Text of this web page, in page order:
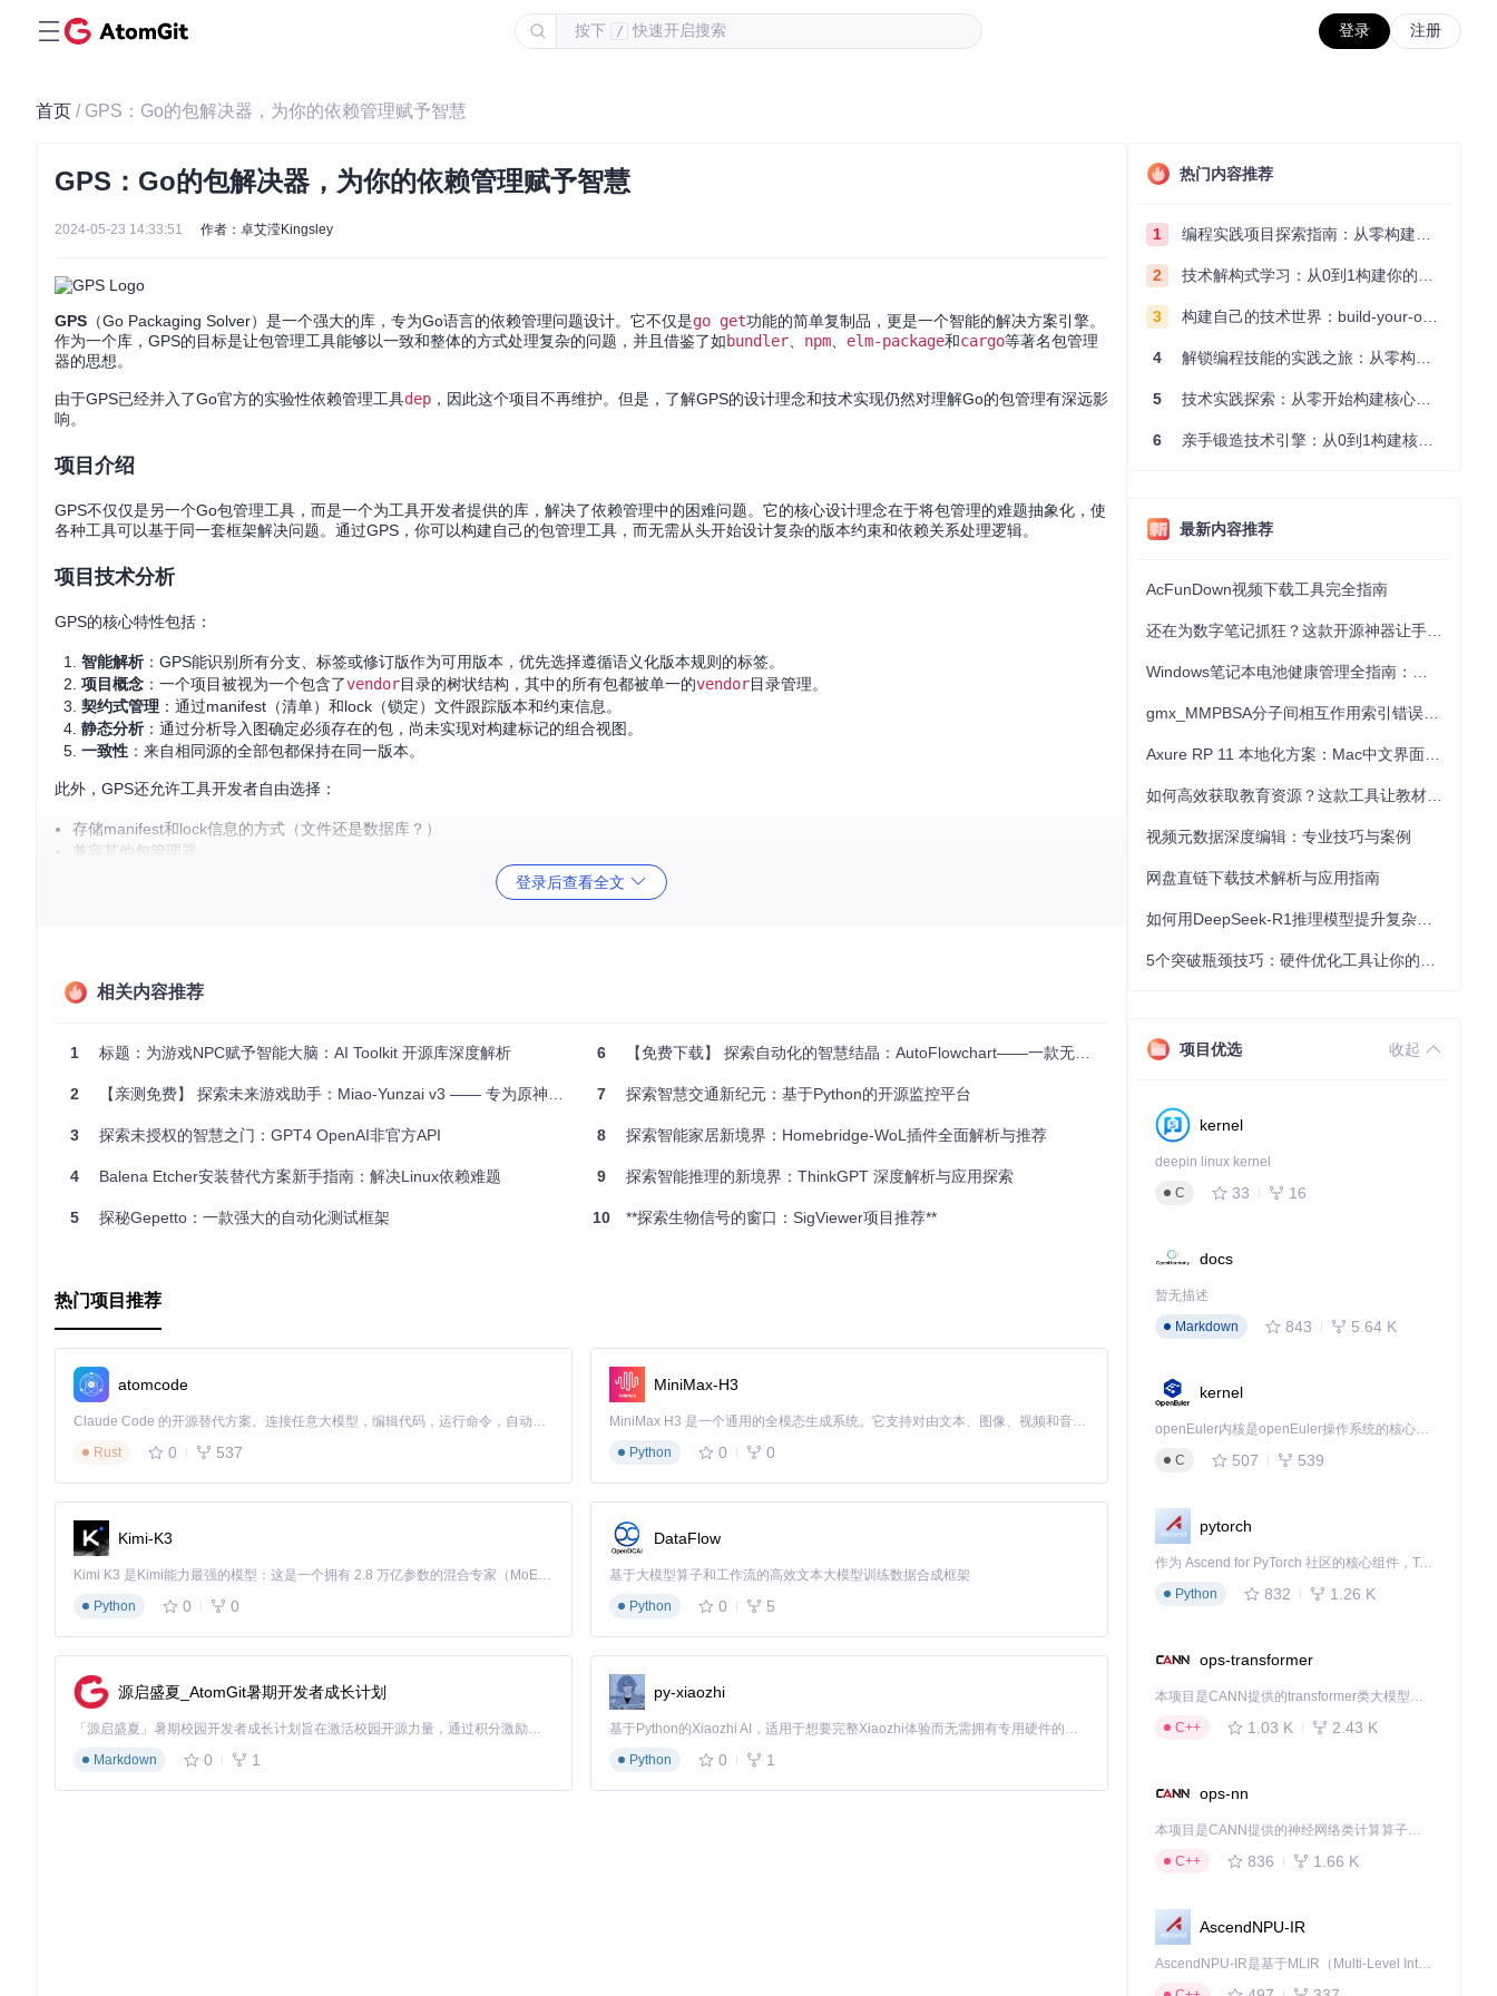
按下 / 快速开启搜索 登录 注册
首页 / GPS：Go的包解决器，为你的依赖管理赋予智慧
GPS：Go的包解决器，为你的依赖管理赋予智慧
2024-05-23 14:33:51 作者：卓艾滢Kingsley
GPS （Go Packaging Solver）是一个强大的库，专为Go语言的依赖管理问题设计。它不仅是go get功能的简单复制品，更是一个智能的解决方案引擎。
作为一个库，GPS的目标是让包管理工具能够以一致和整体的方式处理复杂的问题，并且借鉴了如bundler npm elm-package和cargo等著名包管理
器的思想。
由于GPS已经并入了Go官方的实验性依赖管理工具dep ，因此这个项目不再维护。但是，了解GPS的设计理念和技术实现仍然对理解Go的包管理有深远影
响。
项目介绍
GPS不仅仅是另一个Go包管理工具，而是一个为工具开发者提供的库，解决了依赖管理中的困难问题。它的核心设计理念在于将包管理的难题抽象化，使
各种工具可以基于同一套框架解决问题。通过GPS，你可以构建自己的包管理工具，而无需从头开始设计复杂的版本约束和依赖关系处理逻辑。
项目技术分析
GPS的核心特性包括：
智能解析：GPS能识别所有分支、标签或修订版作为可用版本，优先选择遵循语义化版本规则的标签。
项目概念 ：一个项目被视为一个包含了vendor目录的树状结构，其中的所有包都被单一的vendor目录管理。
契约式管理 ：通过manifest（清单）和lock（锁定）文件跟踪版本和约束信息。
静态分析：通过分析导入图确定必须存在的包，尚未实现对构建标记的组合视图。
一致性 ：来自相同源的全部包都保持在同一版本。
此外，GPS还允许工具开发者自由选择：
存储manifest和lock信息的方式（文件还是数据库？）
兼容其他包管理器
根项目和所有依赖项声明的版本约束
如何处理已有的解决方案以及如何允许版本更改
是否允许替换导入路径的源位置
应用场景
GPS可应用于以下场景：
创建新的Go包管理工具
在持续集成系统中自动处理包版本冲突
项目特点
非选择决策：GPS设定了明确的基础规则，比如使用Go 1.6及以上版本，所有的 vendor内容由工具控制，等等。这些规则确保了基本的一致性。
选择决策
：在许多关键方面，GPS留给了实现者自由裁量权，例如存储方式、兼容性、版本约束等，使得开发者可以根据具体需求定制自己的解决方
案。
模块化
：GPS的架构易于理解和扩展，方便开发者添加自定义功能或改进现有机制。
总的来说，GPS提供了对Go依赖管理问题的强大洞察力，是任何希望深入这一领域的开发者的宝贵资源。尽管现在它已被整合到dep中，但我们仍可以从
GPS中学到很多关于包管理和软件工程的知识。
登录后查看全文
相关内容推荐
1 标题：为游戏NPC赋予智能大脑：AI Toolkit 开源库深度解析
2 【亲测免费】 探索未来游戏助手：Miao-Yunzai v3 —— 专为原神玩家打造的智能聊天机器人
3 探索未授权的智慧之门：GPT4 OpenAI非官方API
4 Balena Etcher安装替代方案新手指南：解决Linux依赖难题
5 探秘Gepetto：一款强大的自动化测试框架
6 【免费下载】 探索自动化的智慧结晶：AutoFlowchart——一款无限试用的流程图自动生成神器
7 探索智慧交通新纪元：基于Python的开源监控平台
8 探索智能家居新境界：Homebridge-WoL插件全面解析与推荐
9 探索智能推理的新境界：ThinkGPT 深度解析与应用探索
10 **探索生物信号的窗口：SigViewer项目推荐**
热门项目推荐
atomcode
Claude Code 的开源替代方案。连接任意大模型，编辑代码，运行命令，自动验证 — 全自动执行。用 Rust 构建，极致性能。 ｜ An open-source alternative to Claude Code. Connect any LLM, edit code, run commands, and verify changes — autonomously. Built in Rust for speed. Get Started
Rust
0 537
MiniMax-H3
MiniMax H3 是一个通用的全模态生成系统。它支持对由文本、图像、视频和音频组成的多模态上下文进行统一理解，并能生成分辨率高达 2K、时长可达 15 秒的带原生立体声音频的视频。得益于面向任务泛化的系统设计，H3 在预训练阶段就已具备广泛的多模态上下文理解与生成能力，能够出色地执行复杂的多模态指令。
Python
0 0
Kimi-K3
Kimi K3 是Kimi能力最强的模型：这是一个拥有 2.8 万亿参数的混合专家（MoE）模型，具备原生视觉理解能力，并支持 100 万 token 的上下文窗口。
Python
0 0
DataFlow
基于大模型算子和工作流的高效文本大模型训练数据合成框架
Python
0 5
源启盛夏_AtomGit暑期开发者成长计划
「源启盛夏」暑期校园开发者成长计划旨在激活校园开源力量，通过积分激励、认证扶持、资源倾斜等形式，引导高校组织和开发者完成「入驻 — 建项目 — 做贡献 — 获认证 — 得资源」的完整闭环。无论你是想带领社团入驻平台的组织者，还是希望用代码贡献证明自己的开发者，都能在这里找到属于你的成长路径。
Markdown
0 1
py-xiaozhi
基于Python的Xiaozhi AI，适用于想要完整Xiaozhi体验而无需拥有专用硬件的用户。
Python
0 1
热门内容推荐
1 编程实践项目探索指南：从零构建技术能力体系
2 技术解构式学习：从0到1构建你的编程知识体系
3 构建自己的技术世界：build-your-own-x项目的实践探索指南
4 解锁编程技能的实践之旅：从零构建你的技术世界
5 技术实践探索：从零开始构建核心系统的实践指南
6 亲手锻造技术引擎：从0到1构建核心系统的实践指南
最新内容推荐
AcFunDown视频下载工具完全指南
视频元数据深度编辑：专业技巧与案例
网盘直链下载技术解析与应用指南
项目优选 收起
kernel
deepin linux kernel
C
33 16
docs
暂无描述
Markdown
843 5.64 K
kernel
openEuler内核是openEuler操作系统的核心，既是系统性能与稳定性的基石，也是连接处理器、设备与服务的桥梁。
C
507 539
pytorch
作为 Ascend for PyTorch 社区的核心组件，TorchNPU 是昇腾专为 PyTorch 打造的深度学习适配插件，使 PyTorch 框架能够直接调用昇腾 NPU，为开发者提供昇腾 AI 处理器的超强算力。
Python
832 1.26 K
ops-transformer
本项目是CANN提供的transformer类大模型算子库，实现网络在NPU上加速计算。
C++
1.03 K 2.43 K
ops-nn
本项目是CANN提供的神经网络类计算算子库，实现网络在NPU上加速计算。
C++
836 1.66 K
AscendNPU-IR
AscendNPU-IR是基于MLIR（Multi-Level Intermediate Representation）构建的，面向昇腾亲和算子编译时使用的中间表示，提供昇腾完备表达能力，通过编译优化提升昇腾AI处理器计算效率，支持通过生态框架使能昇腾AI处理器与深度调优